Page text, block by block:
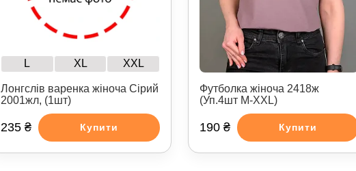
L XL XXL
Лонгслів варенка жіноча Сірий
2001жл, (1шт)
235 ₴ Купити
Футболка жіноча 2418ж
(Уп.4шт M-XXL)
190 ₴ Купити